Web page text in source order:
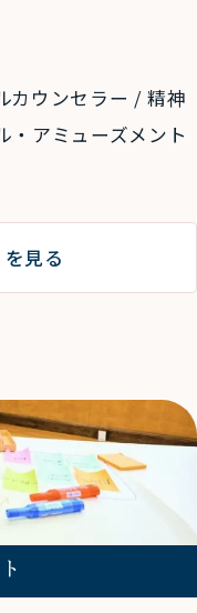
カウンセラー / 精神
アミューズメント
見る